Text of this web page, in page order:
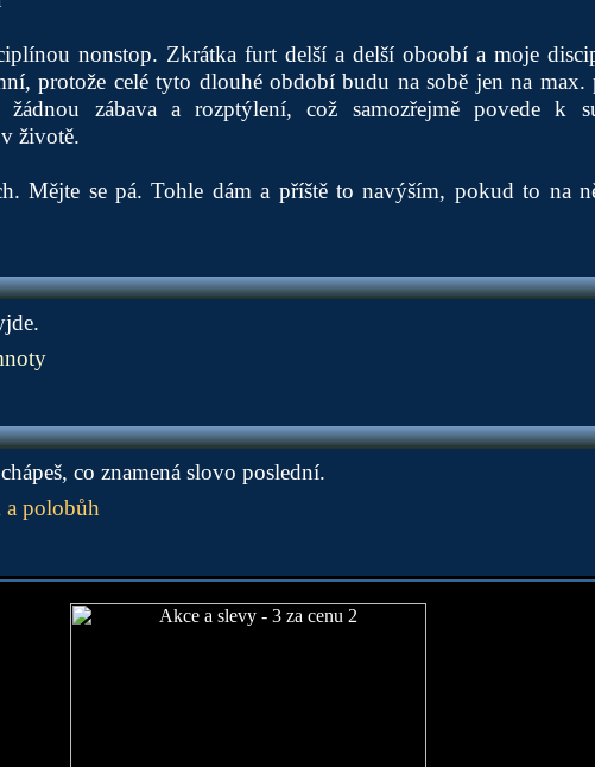
nonstop. Zkrátka furt delší a delší oboobí a moje
protože celé tyto dlouhé období budu na sobě jen na max.
zábava a rozptýlení, což samozřejmě povede k
životě.
Mějte se pá. Tohle dám a příště to navýším, pokud to na
co znamená slovo poslední.
a polobůh